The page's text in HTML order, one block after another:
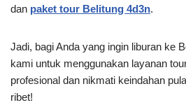
dan paket tour Belitung 4d3n.
Jadi, bagi Anda yang ingin liburan ke
kami untuk menggunakan layanan
profesional dan nikmati keindahan
ribet!